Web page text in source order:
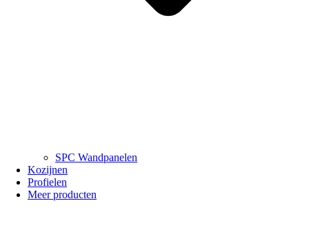
SPC Wandpanelen
Kozijnen
Profielen
Meer producten